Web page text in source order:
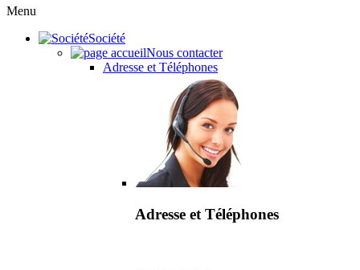
Menu
Société
Nous contacter
Adresse et Téléphones
Adresse et Téléphones